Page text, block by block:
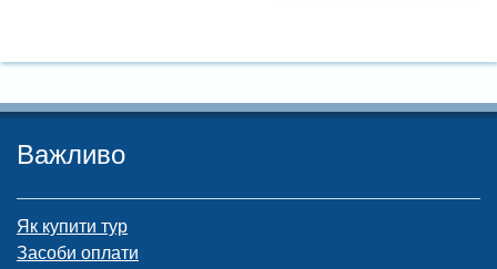
Важливо
Як купити тур
Засоби оплати